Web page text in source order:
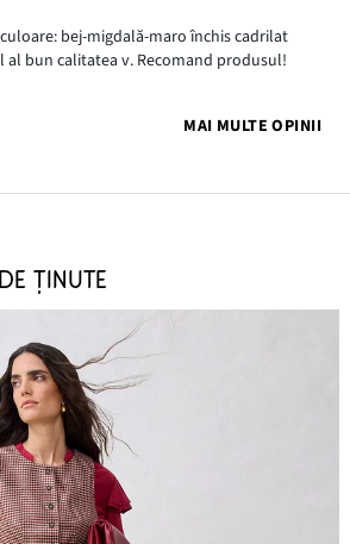
culoare: bej-migdală-maro închis cadrilat
al bun calitatea v. Recomand produsul!
MAI MULTE OPINII
ȚINUTE